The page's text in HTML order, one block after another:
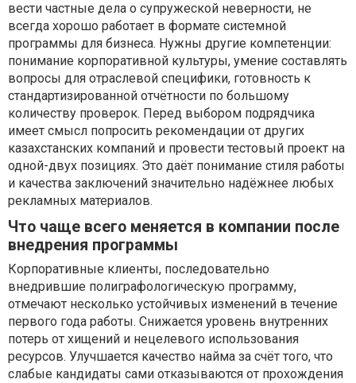
вести частные дела о супружеской неверности, не
всегда хорошо работает в формате системной
программы для бизнеса. Нужны другие компетенции:
понимание корпоративной культуры, умение составлять
вопросы для отраслевой специфики, готовность к
стандартизированной отчётности по большому
количеству проверок. Перед выбором подрядчика
имеет смысл попросить рекомендации от других
казахстанских компаний и провести тестовый проект на
одной-двух позициях. Это даёт понимание стиля работы
и качества заключений значительно надёжнее любых
рекламных материалов.
Что чаще всего меняется в компании после
внедрения программы
Корпоративные клиенты, последовательно
внедрившие полиграфологическую программу,
отмечают несколько устойчивых изменений в течение
первого года работы. Снижается уровень внутренних
потерь от хищений и нецелевого использования
ресурсов. Улучшается качество найма за счёт того, что
слабые кандидаты сами отказываются от прохождения